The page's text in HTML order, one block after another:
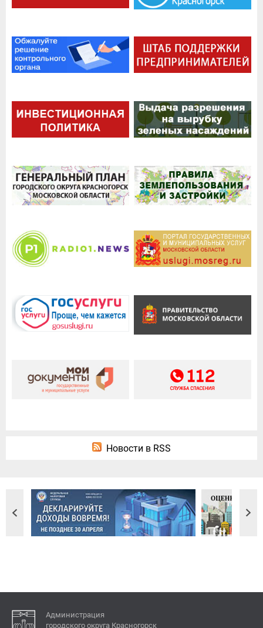
Новости в RSS
Администрация
городского округа Красногорск